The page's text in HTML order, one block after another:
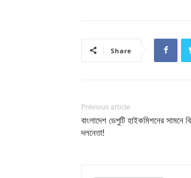
Share
Previous article
বাংলাদেশ ডেপুটি হাইকমিশনের সামনে
দলনেতা!